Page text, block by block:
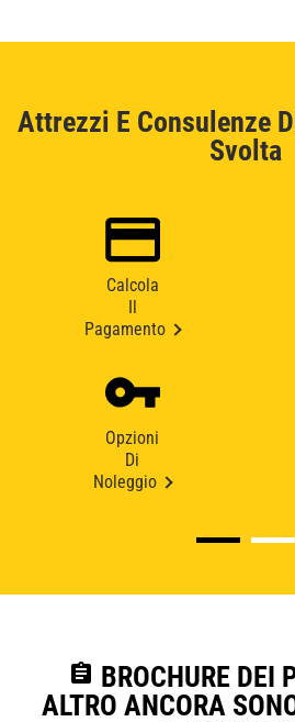
Attrezzi E Consulenze
Svolta
Calcola
Pagamento
Opzioni
Di
Noleggio
assignment BROCHURE DEI
ALTRO ANCORA